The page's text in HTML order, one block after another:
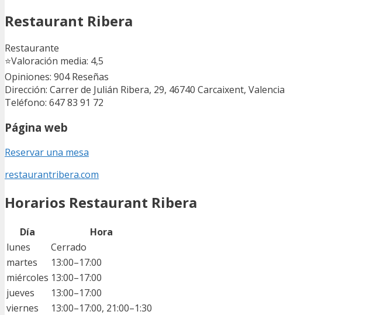
Restaurant Ribera
Restaurante
⭐Valoración media: 4,5
Opiniones: 904Reseñas
Dirección: Carrer de Julián Ribera, 29, 46740 Carcaixent, Valencia
Teléfono: 647 83 91 72
Página web
Reservar una mesa
restaurantribera.com
Horarios Restaurant Ribera
Día
Hora
lunes
Cerrado
martes
13:00–17:00
miércoles 13:00–17:00
jueves
13:00–17:00
viernes
13:00–17:00, 21:00–1:30